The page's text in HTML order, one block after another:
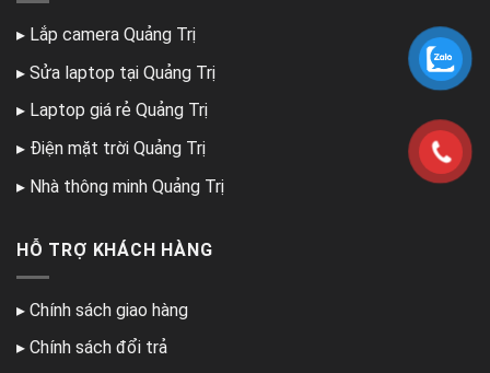
▸ Lắp camera Quảng Trị
▸ Sửa laptop tại Quảng Trị
▸ Laptop giá rẻ Quảng Trị
▸ Điện mặt trời Quảng Trị
▸ Nhà thông minh Quảng Trị
HỖ TRỢ KHÁCH HÀNG
▸ Chính sách giao hàng
▸ Chính sách đổi trả